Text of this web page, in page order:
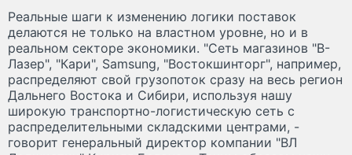
Реальные шаги к изменению логики поставок
делаются не только на властном уровне, но и в
реальном секторе экономики. "Сеть магазинов "В-
Лазер", "Кари", Samsung, "Востокшинторг", например,
распределяют свой грузопоток сразу на весь регион
Дальнего Востока и Сибири, используя нашу
широкую транспортно-логистическую сеть с
распределительными складскими центрами, -
говорит генеральный директор компании "ВЛ